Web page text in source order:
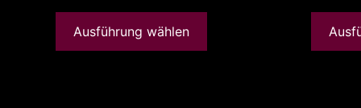
Ausführung wählen